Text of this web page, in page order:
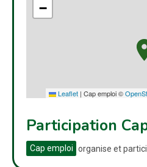
−
Leaflet | Cap emploi ©
Participation
Cap emploi organise et